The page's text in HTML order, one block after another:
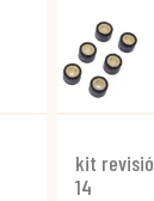
kit
14